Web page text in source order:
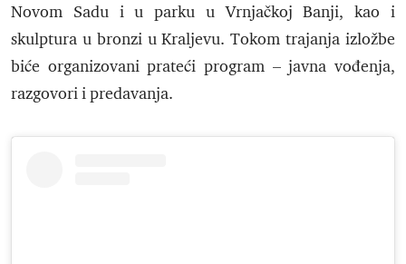
Novom Sadu i u parku u Vrnjačkoj Banji, kao i
skulptura u bronzi u Kraljevu. Tokom trajanja izložbe
biće organizovani prateći program – javna vođenja,
razgovori i predavanja.